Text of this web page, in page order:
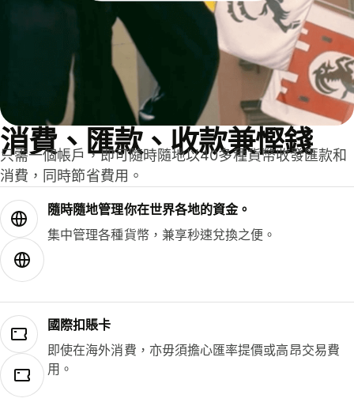
消費、匯款、收款兼慳錢
只需一個帳戶，即可隨時隨地以40多種貨幣收發匯款和
消費，同時節省費用。
隨時隨地管理你在世界各地的資金。
集中管理各種貨幣，兼享秒速兌換之便。
國際扣賬卡
即使在海外消費，亦毋須擔心匯率提價或高昂交易費
用。